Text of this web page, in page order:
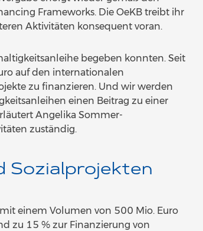
Frameworks. Die OeKB treibt ihr
Aktivitäten konsequent voran.
begeben konnten. Seit
auf den internationalen
zu finanzieren. Und wir werden
einen Beitrag zu einer
Angelika Sommer-
zuständig.
Sozialprojekten
einem Volumen von 500 Mio. Euro
zu 15 % zur Finanzierung von